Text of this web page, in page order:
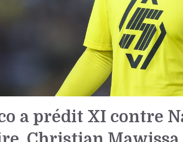
a prédit XI contre